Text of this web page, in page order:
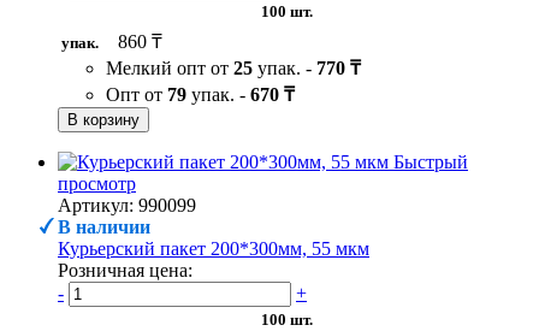
100 шт.
упак.
860 ₸
Мелкий опт от 25 упак. - 770 ₸
Опт от 79 упак. - 670 ₸
В корзину
Быстрый
просмотр
Артикул: 990099
В наличии
Курьерский пакет 200*300мм, 55 мкм
Розничная цена:
-
+
100 шт.